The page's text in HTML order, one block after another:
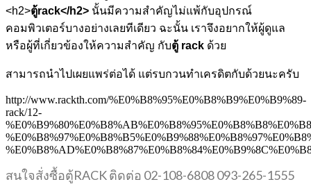
<h2>ตู้rack</h2> นั้นมีความสำคัญไม่แพ้กับอุปกรณ์
คอมพิวเตอร์บางอย่างเลยทีเดียว ฉะนั้น เราจึงอยากให้ผู้ดูแล
หรือผู้ที่เกี่ยวข้องให้ความสำคัญ กับตู้ rack ด้วย
สามารถนำไปเผยแพร่ต่อได้ แต่รบกวนทำเครดิตกับด้วยนะครับ
http://www.rackth.com/%E0%B8%95%E0%B8%B9%E0%B9%89-
rack/12-
สนใจสั่งซื้อตู้RACK ติดต่อ 02-108-6808 093-265-1555